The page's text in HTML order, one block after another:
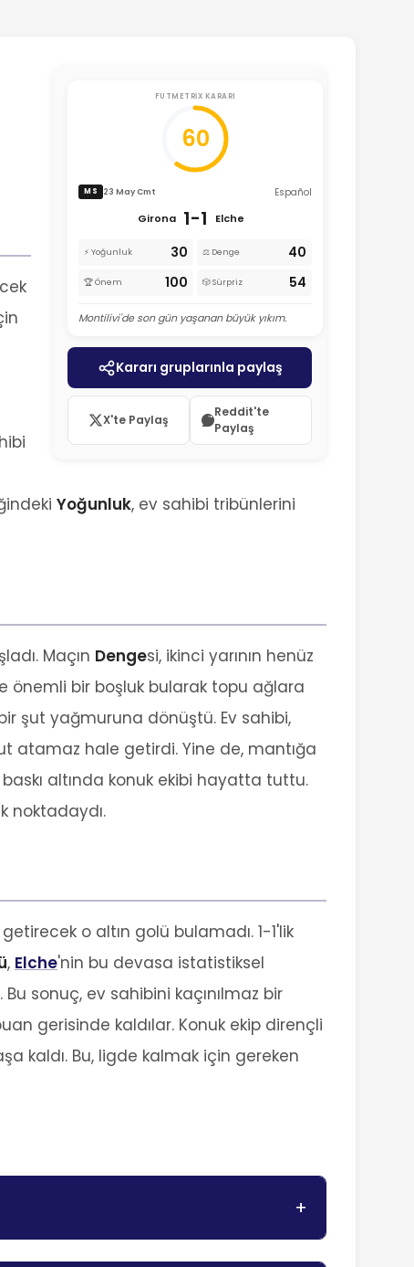
FUTMETRIX KARARI
60
MS 23 May Cmt Español
Girona 1-1 Elche
⚡ Yoğunluk 30 ⚖️ Denge 40
🏆 Önem 100 🎲 Sürpriz 54
Montilivi'de son gün yaşanan büyük yıkım.
Kararı gruplarınla paylaş
X'te Paylaş
Reddit'te
Paylaş
Yoğunluk, ev sahibi tribünlerini
Maçın Dengesi, ikinci yarının henüz
önemli bir boşluk bularak topu ağlara
şut yağmuruna dönüştü. Ev sahibi,
atamaz hale getirdi. Yine de, mantığa
altında konuk ekibi hayatta tuttu.
noktadaydı.
o altın golü bulamadı. 1-1'lik
, Elche'nin bu devasa istatistiksel
sonuç, ev sahibini kaçınılmaz bir
gerisinde kaldılar. Konuk ekip dirençli
kaldı. Bu, ligde kalmak için gereken